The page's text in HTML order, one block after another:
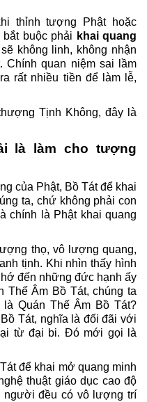
thỉnh tượng Phật hoặc
buộc phải khai quang
không linh, không nhận
quan niệm sai lầm
rất nhiều tiền để làm lễ,
Tịnh Không, đây là
là làm cho tượng
của Phật, Bồ Tát để khai
ta, chứ không phải con
chính là Phật khai quang
thọ, vô lượng quang,
tịnh. Khi nhìn thấy hình
đến những đức hạnh ấy
Thế Âm Bồ Tát, chúng ta
Quán Thế Âm Bồ Tát?
Tát, nghĩa là đối đãi với
từ đại bi. Đó mới gọi là
để khai mở quang minh
thuật giáo dục cao độ
người đều có vô lượng trí